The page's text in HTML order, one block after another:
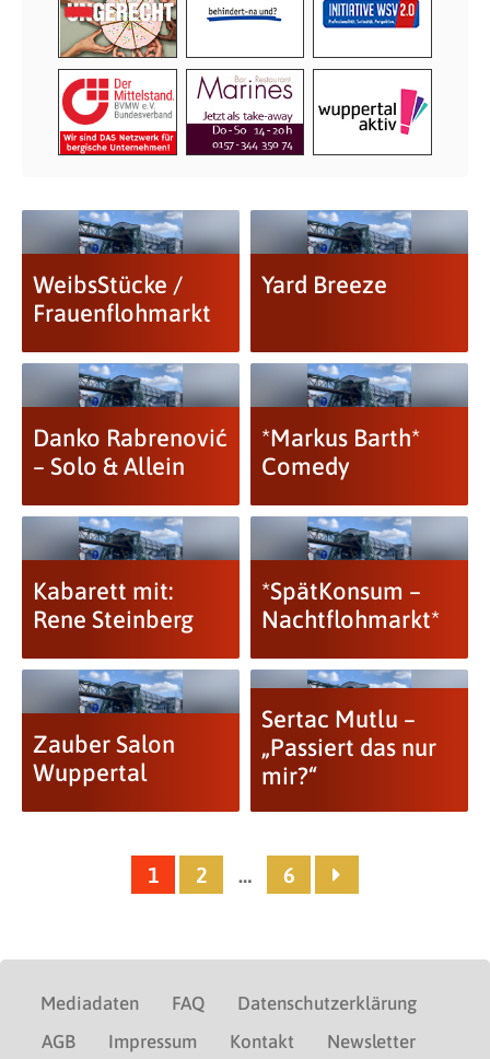
WeibsStücke /
Frauenflohmarkt
Yard Breeze
Danko Rabrenović
– Solo & Allein
*Markus Barth*
Comedy
Kabarett mit:
Rene Steinberg
*SpätKonsum –
Nachtflohmarkt*
Zauber Salon
Wuppertal
Sertac Mutlu –
„Passiert das nur
mir?“
1 2 … 6
Mediadaten FAQ
Datenschutzerklärung
AGB
Impressum Kontakt Newsletter